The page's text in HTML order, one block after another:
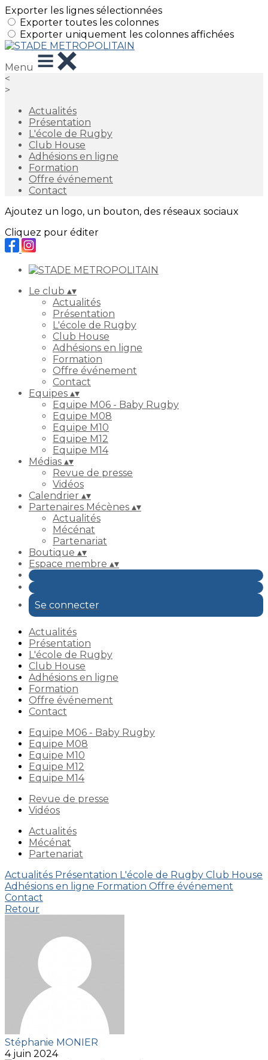
Exporter les lignes sélectionnées
Exporter toutes les colonnes
Exporter uniquement les colonnes affichées
Menu
<
>
Actualités
Présentation
L'école de Rugby
Club House
Adhésions en ligne
Formation
Offre événement
Contact
Ajoutez un logo, un bouton, des réseaux sociaux
Cliquez pour éditer
Le club ▴▾
Actualités
Présentation
L'école de Rugby
Club House
Adhésions en ligne
Formation
Offre événement
Contact
Equipes ▴▾
Equipe M06 - Baby Rugby
Equipe M08
Equipe M10
Equipe M12
Equipe M14
Médias ▴▾
Revue de presse
Vidéos
Calendrier ▴▾
Partenaires Mécènes ▴▾
Actualités
Mécénat
Partenariat
Boutique ▴▾
Espace membre ▴▾
Se connecter
Actualités
Présentation
L'école de Rugby
Club House
Adhésions en ligne
Formation
Offre événement
Contact
Equipe M06 - Baby Rugby
Equipe M08
Equipe M10
Equipe M12
Equipe M14
Revue de presse
Vidéos
Actualités
Mécénat
Partenariat
Actualités Présentation L'école de Rugby Club House
Adhésions en ligne Formation Offre événement
Contact
Retour
Stéphanie MONIER
4 juin 2024